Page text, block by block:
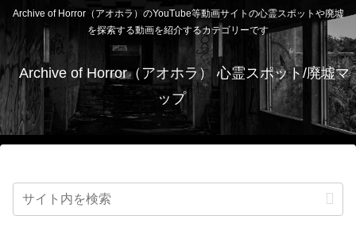
Archive of Horror（アオホラ）のYouTube等動画サイトの心霊スポットや廃墟
を探索する動画を紹介するカテゴリーです
Archive of Horror（アオホラ） 心霊スポット/廃墟マ
ップ